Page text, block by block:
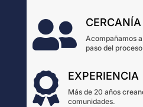
 CERCANÍA
Acompañamos
paso del
 EXPERIENCIA
Más de 20 años
comunidades.